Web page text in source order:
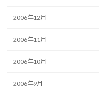
2006年12月
2006年11月
2006年10月
2006年9月